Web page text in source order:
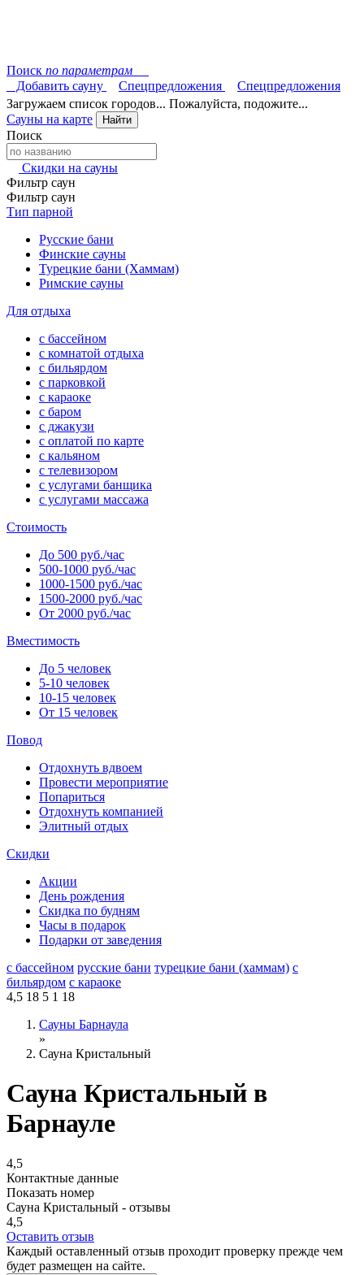
Поиск по параметрам
Добавить сауну
Спецпредложения
Спецпредложения
Загружаем список городов... Пожалуйста, подожите...
Сауны на карте
Найти
Поиск
Скидки на сауны
Фильтр саун
Фильтр саун
Тип парной
Русские бани
Финские сауны
Турецкие бани (Хаммам)
Римские сауны
Для отдыха
с бассейном
с комнатой отдыха
с бильярдом
с парковкой
с караоке
с баром
с джакузи
с оплатой по карте
с кальяном
с телевизором
с услугами банщика
с услугами массажа
Стоимость
До 500 руб./час
500-1000 руб./час
1000-1500 руб./час
1500-2000 руб./час
От 2000 руб./час
Вместимость
До 5 человек
5-10 человек
10-15 человек
От 15 человек
Повод
Отдохнуть вдвоем
Провести мероприятие
Попариться
Отдохнуть компанией
Элитный отдых
Скидки
Акции
День рождения
Скидка по будням
Часы в подарок
Подарки от заведения
с бассейном русские бани турецкие бани (хаммам) с
бильярдом с караоке
4,5 18 5 1 18
Сауны Барнаула
»
Сауна Кристальный
Сауна Кристальный в
Барнауле
4,5
Контактные данные
Показать номер
Сауна Кристальный - отзывы
4,5
Оставить отзыв
Каждый оставленный отзыв проходит проверку прежде чем
будет размещен на сайте.